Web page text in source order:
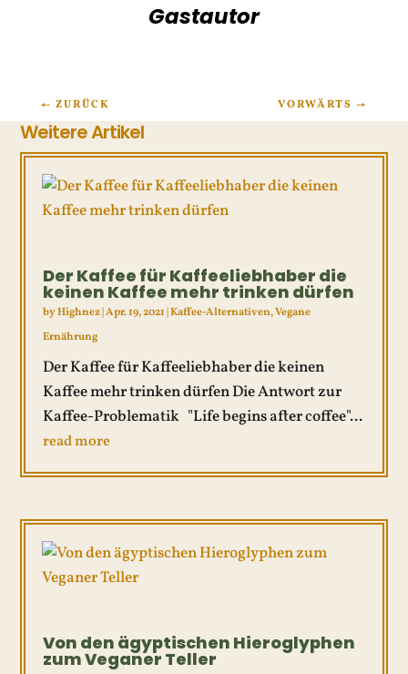
Gastautor
← ZURÜCK VORWÄRTS →
Weitere Artikel
Der Kaffee für Kaffeeliebhaber die
keinen Kaffee mehr trinken dürfen
byHighnez|Apr. 19, 2021|Kaffee-Alternativen,Vegane
Ernährung
Der Kaffee für Kaffeeliebhaber die keinen
Kaffee mehr trinken dürfen Die Antwort zur
Kaffee-Problematik "Life begins after coffee"...
read more
Von den ägyptischen Hieroglyphen
zum Veganer Teller